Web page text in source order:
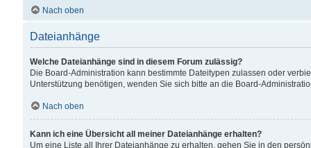
Nach oben
Dateianhänge
Welche Dateianhänge sind in diesem Forum zulässig?
Die Board-Administration kann bestimmte Dateitypen zulassen oder
Unterstützung benötigen, wenden Sie sich bitte an die Board-
Nach oben
Kann ich eine Übersicht all meiner Dateianhänge erhalten?
Um eine Liste all Ihrer Dateianhänge zu erhalten, gehen Sie in den